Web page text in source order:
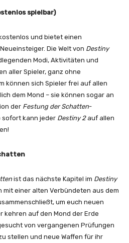
spielbar)
und bietet einen
Die Welt von Destiny
Modi, Aktivitäten und
aller Spieler, ganz ohne
können sich Spieler frei auf allen
dem Mond – sie können sogar an
der Festung der Schatten-
sofort kann jeder Destiny 2auf allen
ist das nächste Kapitel im Destiny
mit einer alten Verbündeten aus dem
um euch neuen
kehren auf den Mond der Erde
von vergangenen Prüfungen
stellen und neue Waffen für ihr